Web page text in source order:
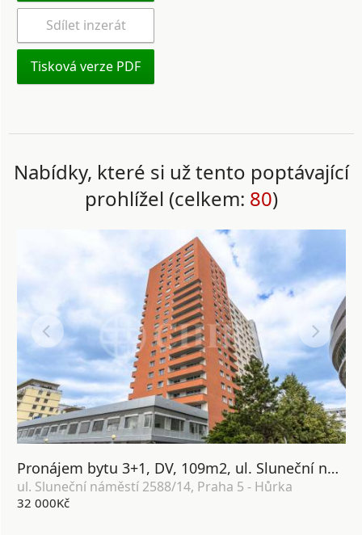
Sdílet inzerát
Tisková verze PDF
Nabídky, které si už tento poptávající
prohlížel (celkem: 80)
Pronájem bytu 3+1, DV, 109m2, ul. Sluneční náměstí 2588/14, Praha 5 - Hůrka
ul. Sluneční náměstí 2588/14, Praha 5 - Hůrka
32 000Kč